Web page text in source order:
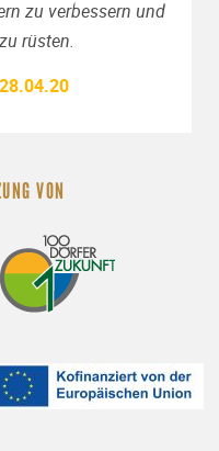
zu verbessern und
rüsten.
VON